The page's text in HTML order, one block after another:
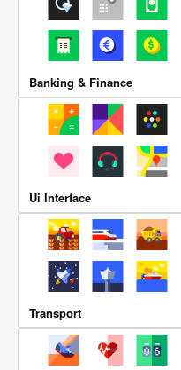
Banking & Finance
Ui Interface
Transport